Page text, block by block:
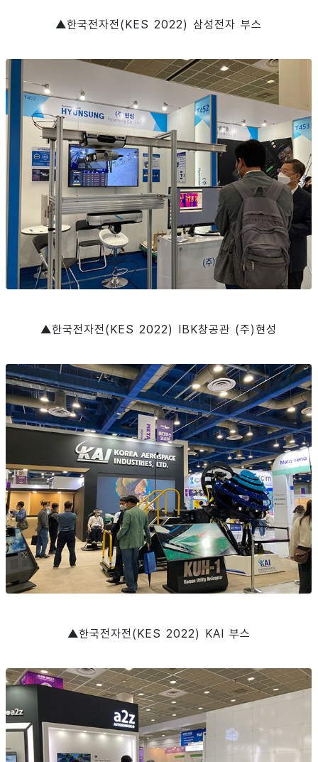
▲한국전자전(KES 2022) 삼성전자 부스
▲한국전자전(KES 2022) IBK창공관 (주)현성
▲한국전자전(KES 2022) KAI 부스